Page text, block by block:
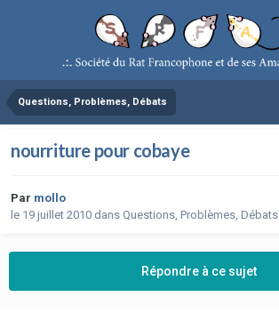
Questions, Problèmes, Débats
nourriture pour cobaye
Par mollo
le 19 juillet 2010 dans Questions, Problèmes, Débats
Répondre à ce sujet